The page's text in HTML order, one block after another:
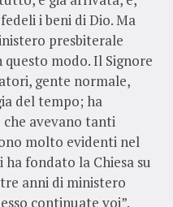
i beni di Dio. Ma
presbiterale
modo. Il Signore
gente normale,
del tempo; ha
che avevano tanti
molto evidenti nel
fondato la Chiesa su
anni di ministero
continuate voi”.